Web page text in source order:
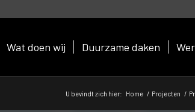
Wat doen wij Duurzame daken
U bevindt zich hier: Home / Projecten /